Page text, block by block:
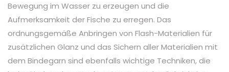
Bewegung im Wasser zu erzeugen und die
Aufmerksamkeit der Fische zu erregen. Das
ordnungsgemäße Anbringen von Flash-Materialien für
zusätzlichen Glanz und das Sichern aller Materialien mit
dem Bindegarn sind ebenfalls wichtige Techniken, die